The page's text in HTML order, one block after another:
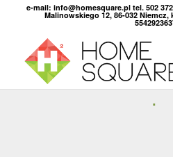
e-mail: info@homesquare.pl tel. 502
Malinowskiego 12, 86-032